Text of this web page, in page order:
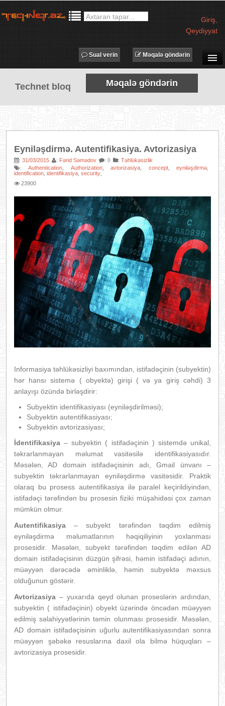
Giriş
Qeydiyyat
SUAL-CAVAB
TECHNET TV
MƏQALƏLƏR
PROQRAMLAR
AVADANLIQLAR
XƏBƏRLƏR
Məqalə göndərin
Sual verin
Technet bloq Məqalə göndərin
Eyniləşdirmə. Autentifikasiya. Avtorizasiya
: 31/03/2015 : Fərid Səmədov : 0 : Təhlükəsizlik
:Authentication Authorization,avtorizasiya concept,eyniləşdirmə
identification identifikasiya security
23900
Informasiya təhlükəsizliyi baxımından, istifadəçinin (subyektin)
hər hansı sistemə ( obyektə) girişi ( və ya giriş cəhdi) 3
anlayışı özündə birləşdirir:
Subyektin identifikasiyası (eyniləşdirilməsi);
Subyektin autentifikasiyası;
Subyektin avtorizasiyası;
İdentifikasiya – subyektin ( istifadəçinin ) sistemdə unikal,
təkrarlanmayan məlumat vasitəsilə identifikasiyasıdır.
Məsələn, AD domain istifadəçisinin adı, Gmail ünvanı –
subyektin təkrarlanmayan eyniləşdirmə vasitəsidir. Praktik
olaraq bu prosess autentifikasiya ilə paralel keçirildiyindən,
istifadəçi tərəfindən bu prosesin fiziki müşahidəsi çox zaman
mümkün olmur.
Autentifikasiya – subyekt tərəfindən təqdim edilmiş
eyniləşdirmə məlumatlarının həqiqiliyinin yoxlanması
prosesidir. Məsələn, subyekt tərəfindən təqdim edilən AD
domain istifadəçisinin düzgün şifrəsi, həmin istifadəçi adının,
müəyyən dərəcədə əminliklə, həmin subyektə məxsus
olduğunun göstərir.
Avtorizasiya – yuxarıda qeyd olunan proseslərin ardından,
subyektin ( istifadəçinin) obyekt üzərində öncədən müəyyən
edilmiş səlahiyyətlərinin təmin olunması prosesidir. Məsələn,
AD domain istifadəçisinin uğurlu autentifikasiyasından sonra
müəyyən şəbəkə resuslarına daxil ola bilmə hüquqları –
avtorizasiya prosesidir.